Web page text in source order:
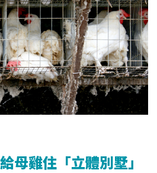
母雞住「立體別墅」